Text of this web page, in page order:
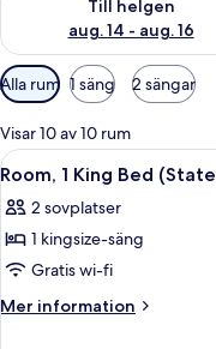
Till helgen
aug. 14 - aug. 16
Tillgängliga
filter
för
rum
Alla rum 1 säng 2 sängar
Visar 10 av 10 rum
Öppna
alla
foton
för
Room,
1
1
Room, 1 King Bed
2 sovplatser
1 kingsize-säng
Gratis wi-fi
Mer information
Mer